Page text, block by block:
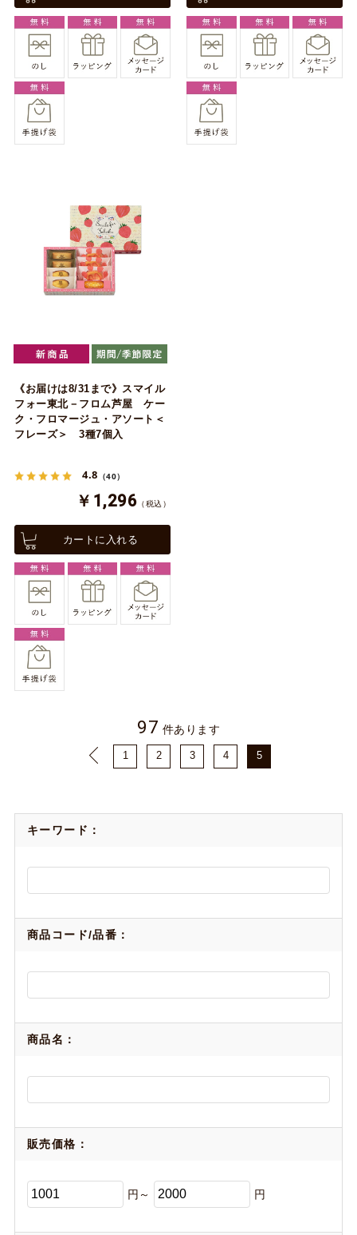
《お届けは8/31まで》スマイル
フォー東北－フロム芦屋 ケー
ク・フロマージュ・アソート＜
フレーズ＞ 3種7個入
4.8 （40）
￥1,296 （税込）
カートに入れる
97 件あります
1 2 3 4 5
キーワード：
商品コード/品番：
商品名：
販売価格：
円～ 円